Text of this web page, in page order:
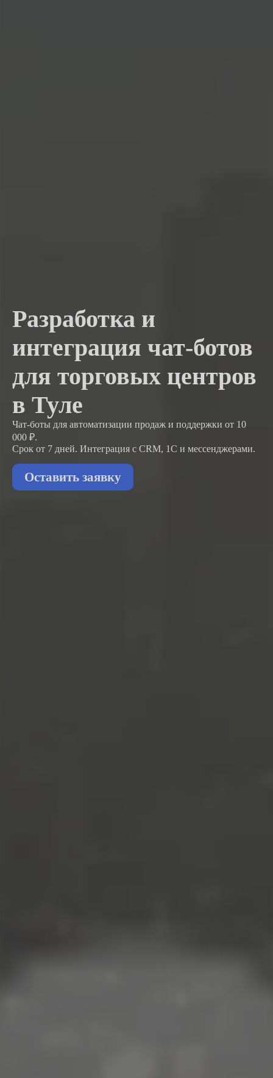
Разработка и
интеграция чат-ботов
для торговых центров
в Туле
Чат-боты для автоматизации продаж и поддержки от 10
000 ₽.
Срок от 7 дней. Интеграция с CRM, 1С и мессенджерами.
Оставить заявку